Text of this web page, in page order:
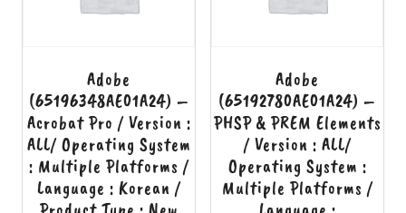
Adobe
(65196348AE01A24) –
Acrobat Pro / Version :
ALL/ Operating System
: Multiple Platforms /
Language : Korean /
Adobe
(65192780AE01A24) –
PHSP & PREM Elements
/ Version : ALL/
Operating System :
Multiple Platforms /